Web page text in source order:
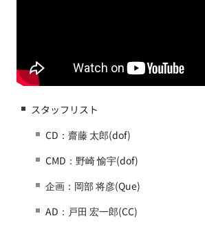
スタッフリスト
CD：齋藤 太郎(dof)
CMD：野崎 愉宇(dof)
企画：岡部 将彦(Que)
AD：戸田 宏一郎(CC)